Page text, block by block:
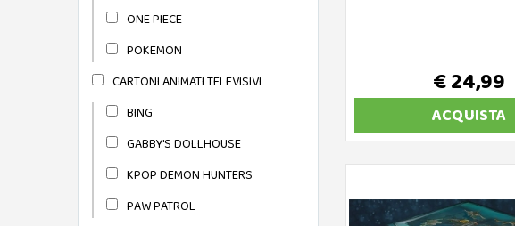
€ 24,99
ACQUISTA
ONE PIECE
POKEMON
CARTONI ANIMATI TELEVISIVI
BING
GABBY'S DOLLHOUSE
KPOP DEMON HUNTERS
PAW PATROL